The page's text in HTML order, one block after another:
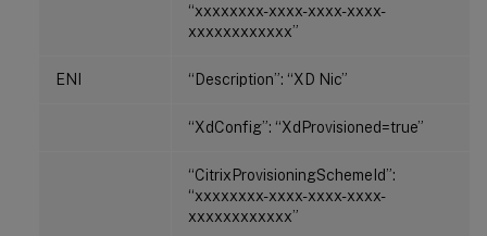
“xxxxxxxx-xxxx-xxxx-xxxx-
xxxxxxxxxxxx”
ENI “Description”: “XD Nic”
“XdConfig”: “XdProvisioned=true”
“CitrixProvisioningSchemeId”:
“xxxxxxxx-xxxx-xxxx-xxxx-
xxxxxxxxxxxx”